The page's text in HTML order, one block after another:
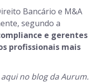
Bancário e M&A
segundo a
e gerentes
profissionais mais
no blog da Aurum.